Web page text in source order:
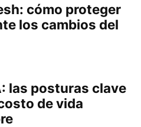
cómo proteger
los cambios del
las posturas clave
de vida